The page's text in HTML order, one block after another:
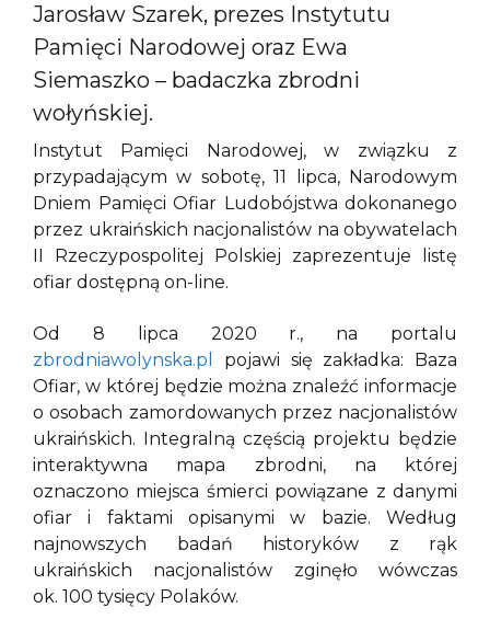
Jarosław Szarek, prezes Instytutu
Pamięci Narodowej oraz Ewa
Siemaszko – badaczka zbrodni
wołyńskiej.
Instytut Pamięci Narodowej, w związku z
przypadającym w sobotę, 11 lipca, Narodowym
Dniem Pamięci Ofiar Ludobójstwa dokonanego
przez ukraińskich nacjonalistów na obywatelach
II Rzeczypospolitej Polskiej zaprezentuje listę
ofiar dostępną on-line.
Od 8 lipca 2020 r., na portalu
zbrodniawolynska.pl
pojawi się zakładka: Baza
Ofiar, w której będzie można znaleźć informacje
o osobach zamordowanych przez nacjonalistów
ukraińskich. Integralną częścią projektu będzie
interaktywna mapa zbrodni, na której
oznaczono miejsca śmierci powiązane z danymi
ofiar i faktami opisanymi w bazie. Według
najnowszych badań historyków z rąk
ukraińskich nacjonalistów zginęło wówczas
ok. 100 tysięcy Polaków.